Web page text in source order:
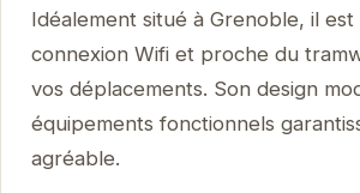
Idéalement situé à Grenoble, il
connexion Wifi et proche du
vos déplacements. Son design
équipements fonctionnels
agréable.